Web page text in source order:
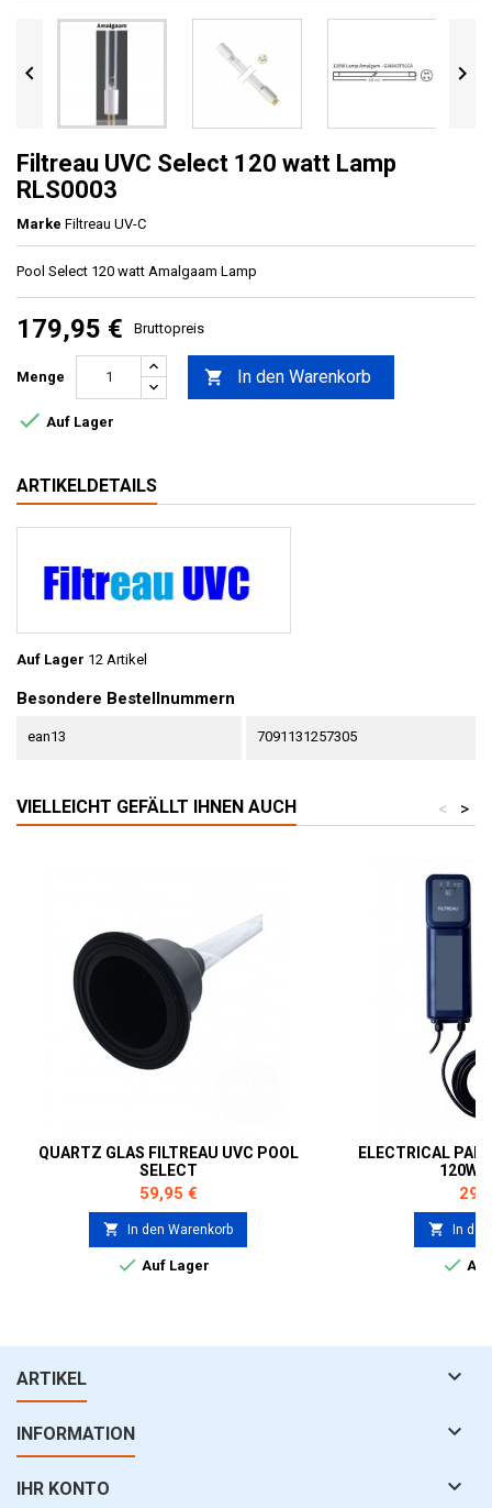
 
Filtreau UVC Select 120 watt Lamp
RLS0003
Marke Filtreau UV-C
Pool Select 120 watt Amalgaam Lamp
179,95 € Bruttopreis
Menge  In den Warenkorb
 Auf Lager
ARTIKELDETAILS
Auf Lager 12 Artikel
Besondere Bestellnummern
ean13 7091131257305
VIELLEICHT GEFÄLLT IHNEN AUCH >
<
QUARTZ GLAS FILTREAU UVC POOL
SELECT
Preis
59,95 €
 In den Warenkorb
 Auf Lager
ELECTRICAL
120W
 In

ARTIKEL 
INFORMATION 
IHR KONTO 